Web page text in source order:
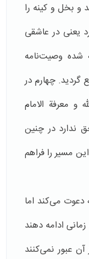
و بخل و کینه را
یعنی در عاشقی
شده وصیت‌نامه
گردید. چهارم در
و معرفة‌ الامام
ندارد در چنین
مسیر را فراهم
دعوت می‌کند اما
ادامه دهند
عبور نمی‌کنند